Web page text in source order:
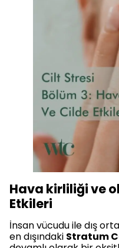
Hava kirliliği ve
Etkileri
İnsan vücudu ile dış
en dışındaki Stratum